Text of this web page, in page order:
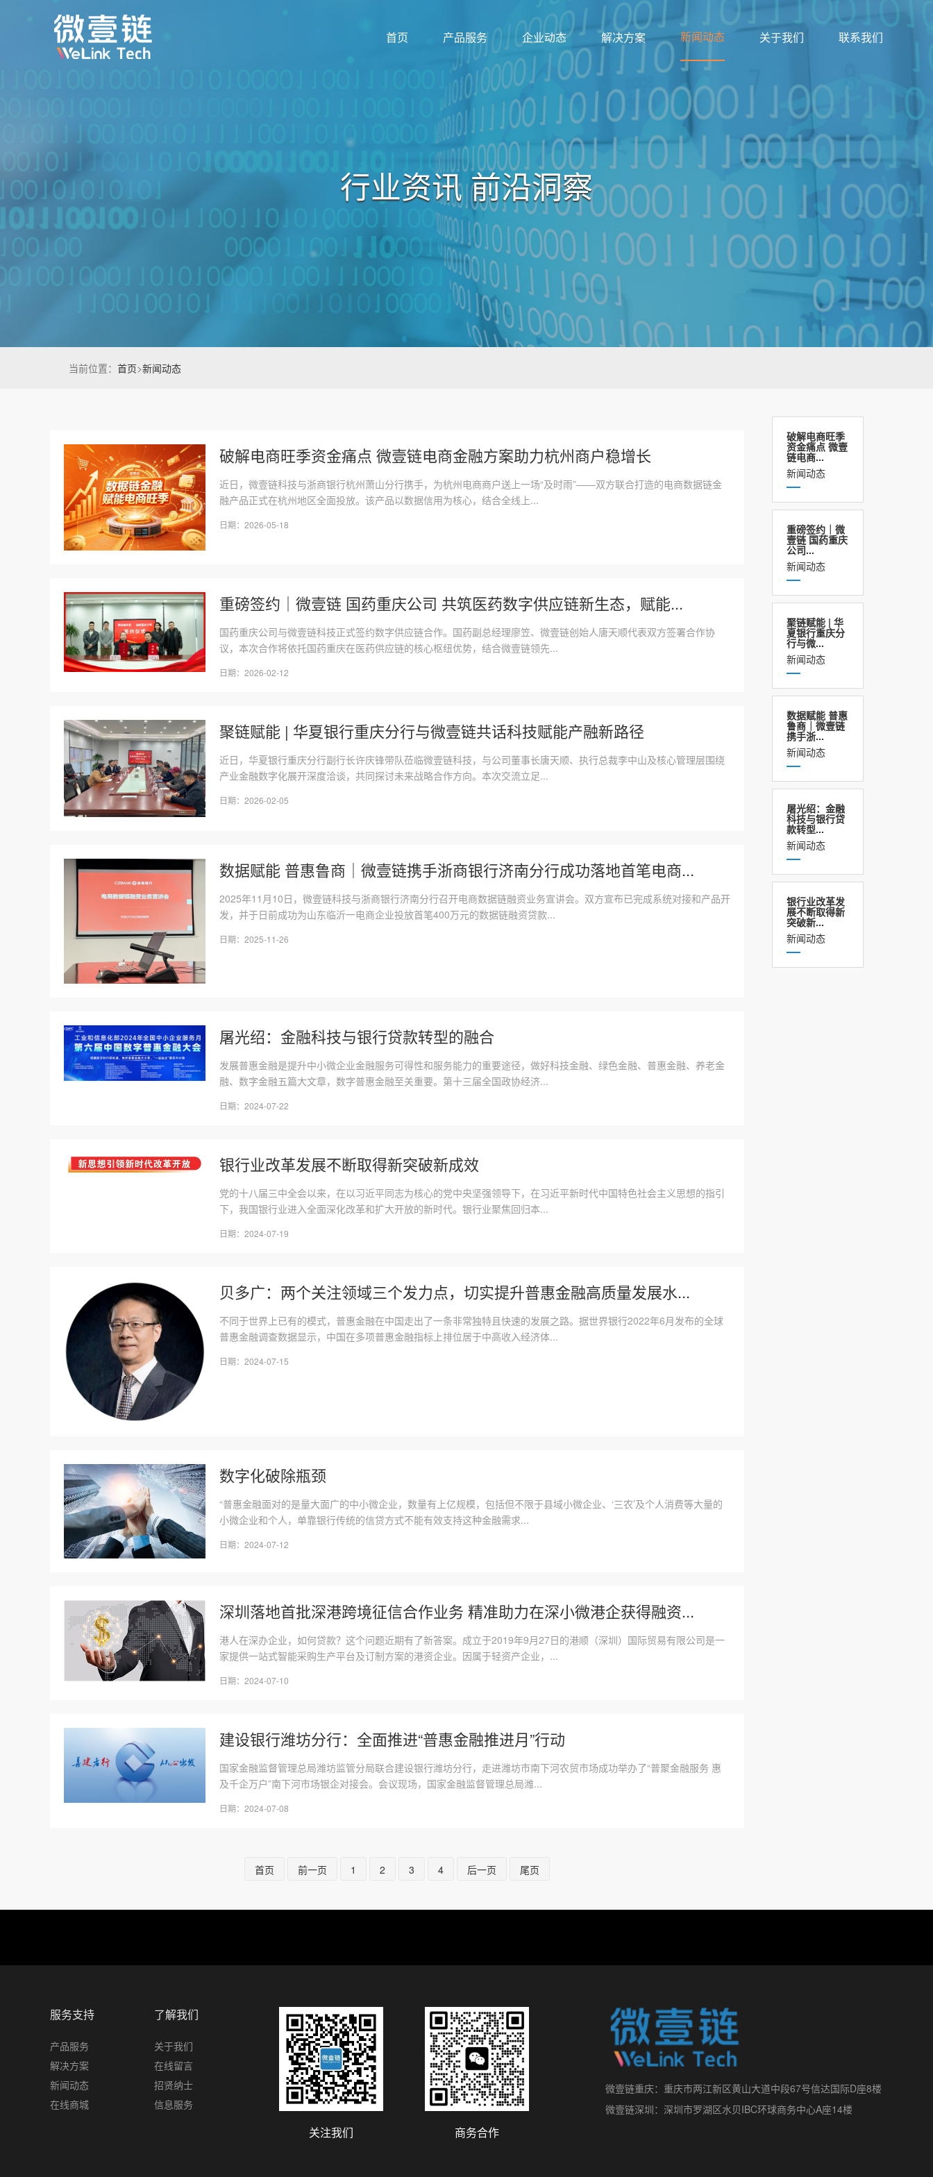
首页 产品服务 企业动态 解决方案 新闻动态 关于我们 联系我们
行业资讯 前沿洞察
当前位置： 首页>新闻动态
破解电商旺季
资金痛点 微壹
链电商...
新闻动态
重磅签约｜微
壹链 国药重庆
公司...
新闻动态
聚链赋能 | 华
夏银行重庆分
行与微...
新闻动态
数据赋能 普惠
鲁商｜微壹链
携手浙...
新闻动态
屠光绍：金融
科技与银行贷
款转型...
新闻动态
银行业改革发
展不断取得新
突破新...
新闻动态
破解电商旺季资金痛点 微壹链电商金融方案助力杭州商户稳增长
近日，微壹链科技与浙商银行杭州萧山分行携手，为杭州电商商户送上一场“及时雨”——双方联合打造的电商数据链金
融产品正式在杭州地区全面投放。该产品以数据信用为核心，结合全线上...
日期：2026-05-18
重磅签约｜微壹链 国药重庆公司 共筑医药数字供应链新生态，赋能...
国药重庆公司与微壹链科技正式签约数字供应链合作。国药副总经理廖笠、微壹链创始人唐天顺代表双方签署合作协
议，本次合作将依托国药重庆在医药供应链的核心枢纽优势，结合微壹链领先...
日期：2026-02-12
聚链赋能 | 华夏银行重庆分行与微壹链共话科技赋能产融新路径
近日，华夏银行重庆分行副行长许庆锋带队莅临微壹链科技，与公司董事长唐天顺、执行总裁李中山及核心管理层围绕
产业金融数字化展开深度洽谈，共同探讨未来战略合作方向。本次交流立足...
日期：2026-02-05
数据赋能 普惠鲁商｜微壹链携手浙商银行济南分行成功落地首笔电商...
2025年11月10日，微壹链科技与浙商银行济南分行召开电商数据链融资业务宣讲会。双方宣布已完成系统对接和产品开
发，并于日前成功为山东临沂一电商企业投放首笔400万元的数据链融资贷款...
日期：2025-11-26
屠光绍：金融科技与银行贷款转型的融合
发展普惠金融是提升中小微企业金融服务可得性和服务能力的重要途径，做好科技金融、绿色金融、普惠金融、养老金
融、数字金融五篇大文章，数字普惠金融至关重要。第十三届全国政协经济...
日期：2024-07-22
银行业改革发展不断取得新突破新成效
党的十八届三中全会以来，在以习近平同志为核心的党中央坚强领导下，在习近平新时代中国特色社会主义思想的指引
下，我国银行业进入全面深化改革和扩大开放的新时代。银行业聚焦回归本...
日期：2024-07-19
贝多广：两个关注领域三个发力点，切实提升普惠金融高质量发展水...
不同于世界上已有的模式，普惠金融在中国走出了一条非常独特且快速的发展之路。据世界银行2022年6月发布的全球
普惠金融调查数据显示，中国在多项普惠金融指标上排位居于中高收入经济体...
日期：2024-07-15
数字化破除瓶颈
“普惠金融面对的是量大面广的中小微企业，数量有上亿规模，包括但不限于县域小微企业、‘三农’及个人消费等大量的
小微企业和个人，单靠银行传统的信贷方式不能有效支持这种金融需求...
日期：2024-07-12
深圳落地首批深港跨境征信合作业务 精准助力在深小微港企获得融资...
港人在深办企业，如何贷款？这个问题近期有了新答案。成立于2019年9月27日的港顺（深圳）国际贸易有限公司是一
家提供一站式智能采购生产平台及订制方案的港资企业。因属于轻资产企业，...
日期：2024-07-10
建设银行潍坊分行：全面推进“普惠金融推进月”行动
国家金融监督管理总局潍坊监管分局联合建设银行潍坊分行，走进潍坊市南下河农贸市场成功举办了“普聚金融服务 惠
及千企万户”南下河市场银企对接会。会议现场，国家金融监督管理总局潍...
日期：2024-07-08
首页 前一页 1 2 3 4 后一页 尾页
服务支持
产品服务
解决方案
新闻动态
在线商城
了解我们
关于我们
在线留言
招贤纳士
信息服务
关注我们 商务合作
微壹链重庆：重庆市两江新区黄山大道中段67号信达国际D座8楼
微壹链深圳：深圳市罗湖区水贝IBC环球商务中心A座14楼